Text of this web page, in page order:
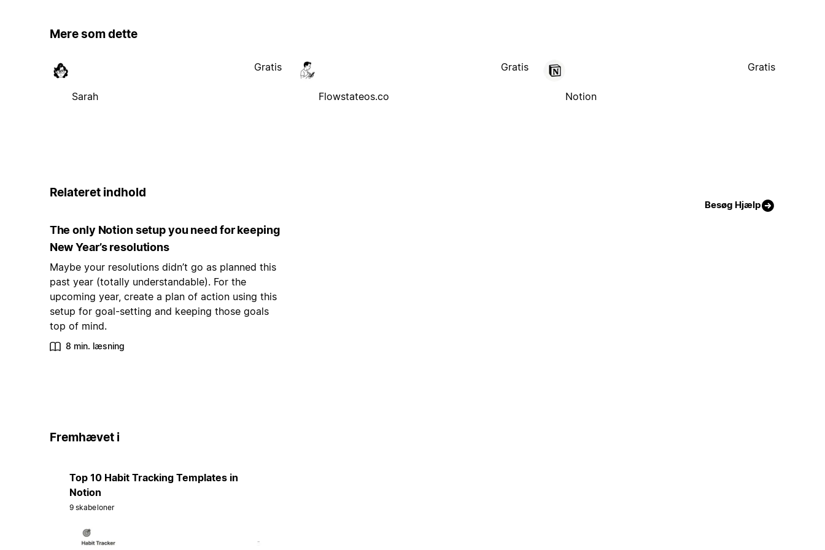
Mere som dette
Sarah
Gratis
Flowstateos.co
Gratis
Notion
Gratis
Relateret indhold
Besøg Hjælp
The only Notion setup you need for keeping
New Year’s resolutions
Maybe your resolutions didn’t go as planned this
past year (totally understandable). For the
upcoming year, create a plan of action using this
setup for goal-setting and keeping those goals
top of mind.
8 min. læsning
Fremhævet i
Top 10 Habit Tracking Templates in
Notion
9 skabeloner